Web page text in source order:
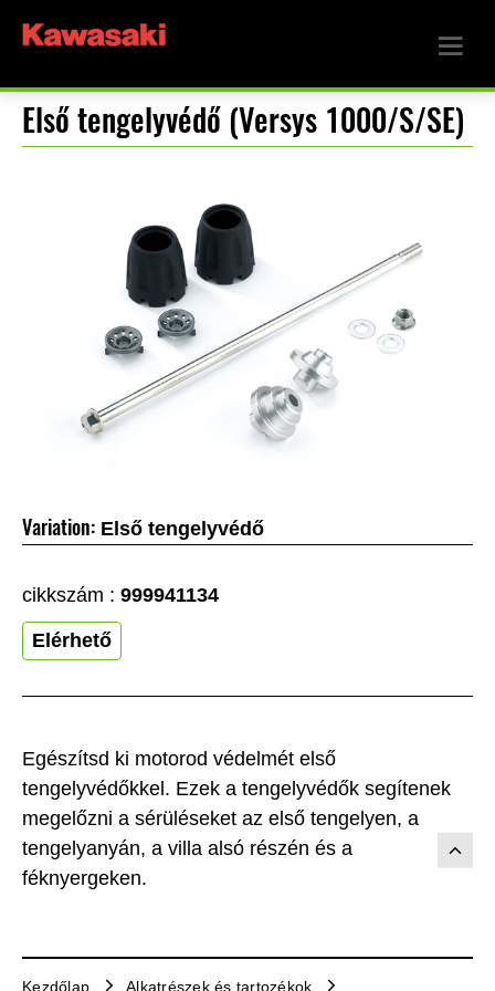
Első tengelyvédő (Versys 1000/S/SE)
Egészítsd ki motorod védelmét első
tengelyvédőkkel. Ezek a tengelyvédők segítenek
megelőzni a sérüléseket az első tengelyen, a
tengelyanyán, a villa alsó részén és a
féknyergeken.
Variation: Első tengelyvédő
cikkszám : 999941134
Elérhető
Kezdőlap
Alkatrészek és tartozékok